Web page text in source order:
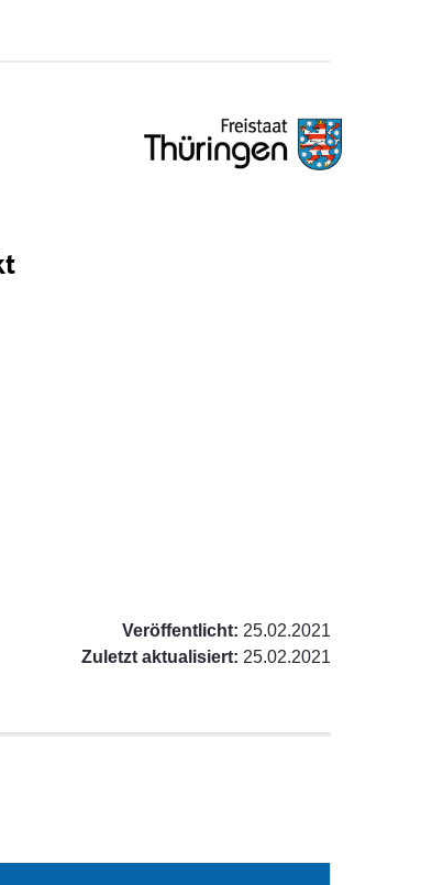
Veröffentlicht: 25.02.2021
Zuletzt aktualisiert: 25.02.2021